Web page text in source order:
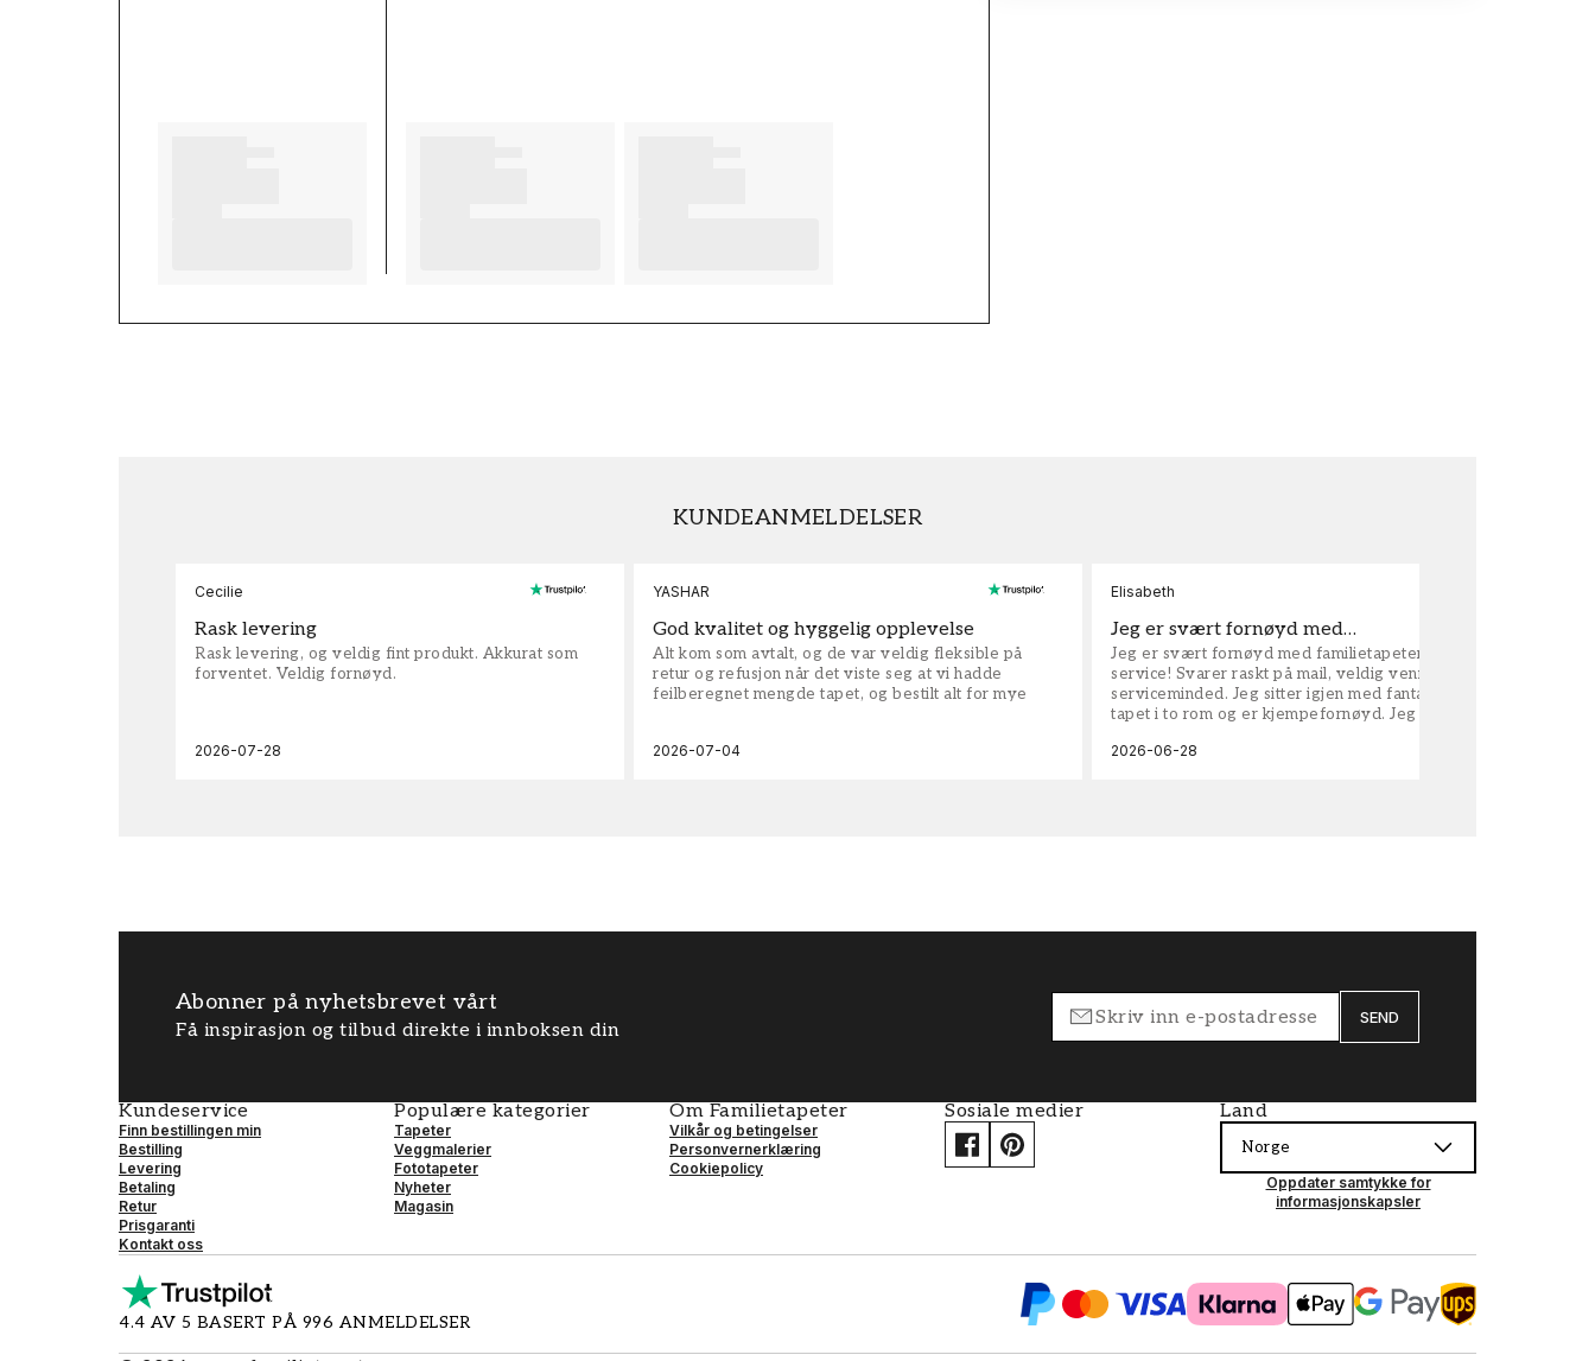
KUNDEANMELDELSER
Cecilie
Rask levering
Rask levering, og veldig fint produkt. Akkurat som
forventet. Veldig fornøyd.
2026-07-28
YASHAR
God kvalitet og hyggelig opplevelse
Alt kom som avtalt, og de var veldig fleksible på
retur og refusjon når det viste seg at vi hadde
feilberegnet mengde tapet, og bestilt alt for mye
2026-07-04
Elisabeth
Jeg er svært fornøyd med…
Jeg er svært fornøyd med familietapeter. Maken til
service! Svarer raskt på mail, veldig vennlige og
serviceminded. Jeg sitter igjen med fantastisk fin
tapet i to rom og er kjempefornøyd. Jeg anbefaler
2026-06-28
Abonner på nyhetsbrevet vårt
Få inspirasjon og tilbud direkte i innboksen din
SEND
Kundeservice
Finn bestillingen min
Bestilling
Levering
Betaling
Retur
Prisgaranti
Kontakt oss
Populære kategorier
Tapeter
Veggmalerier
Fototapeter
Nyheter
Magasin
Om Familietapeter
Vilkår og betingelser
Personvernerklæring
Cookiepolicy
Sosiale medier Land
Norge
Oppdater samtykke for
informasjonskapsler
4.4 AV 5 BASERT PÅ 996 ANMELDELSER